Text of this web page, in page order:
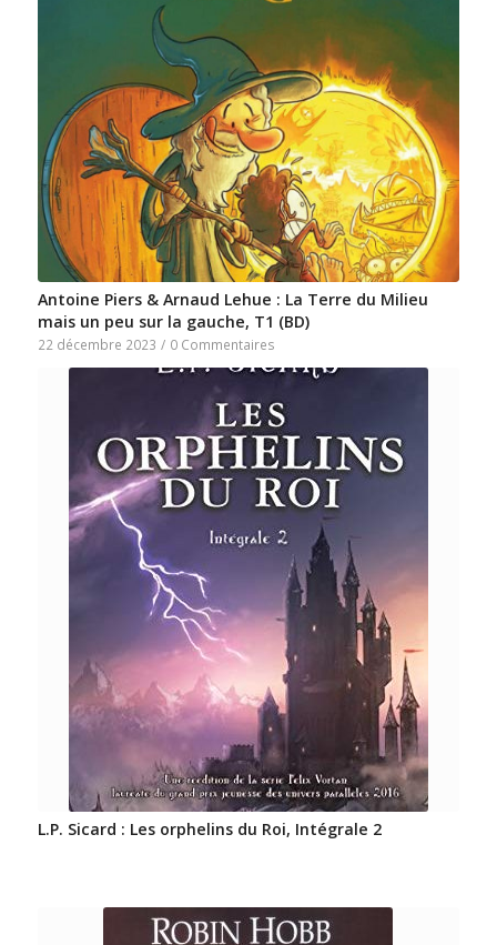
Antoine Piers & Arnaud Lehue : La Terre du Milieu
mais un peu sur la gauche, T1 (BD)
22 décembre 2023 / 0 Commentaires
L.P. Sicard : Les orphelins du Roi, Intégrale 2